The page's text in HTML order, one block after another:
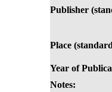
Publisher
Place
Year of
Notes: